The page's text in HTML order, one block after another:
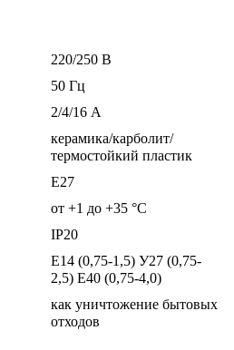
220/250 В
50 Гц
2/4/16 А
керамика/карболит/
термостойкий пластик
Е27
от +1 до +35 °С
IP20
Е14 (0,75-1,5) У27 (0,75-
2,5) Е40 (0,75-4,0)
как уничтожение бытовых
отходов